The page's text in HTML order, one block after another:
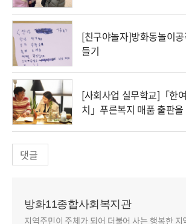
[친구야놀자]방화동놀이
들기
[사회사업 실무학교]「한
치」푸른복지 매품 출판
댓글
방화11종합사회복지관
지역주민이 주체가 되어 더불어 사는 행복한 지